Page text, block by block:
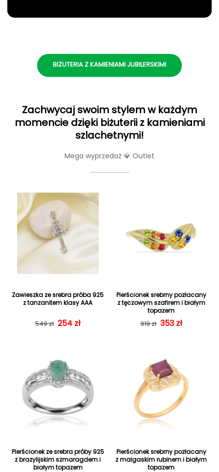
BIŻUTERIA Z KAMIENIAMI JUBILERSKIMI
Zachwycaj swoim stylem w każdym
momencie dzięki biżuterii z kamieniami
szlachetnymi!
Mega wyprzedaż 💎 Outlet
Zawieszka ze srebra próba 925
z tanzanitem klasy AAA
Cena regularna
549 zł Cena sprzedaży
254 zł
Pierścionek srebrny pozłacany
z tęczowym szafirem i białym
topazem
Cena
919 zł Cena
353 zł
Pierścionek ze srebra próby 925
z brazylijskim szmaragdem i
białym topazem
Pierścionek srebrny pozłacany
z malgaskim rubinem i białym
topazem